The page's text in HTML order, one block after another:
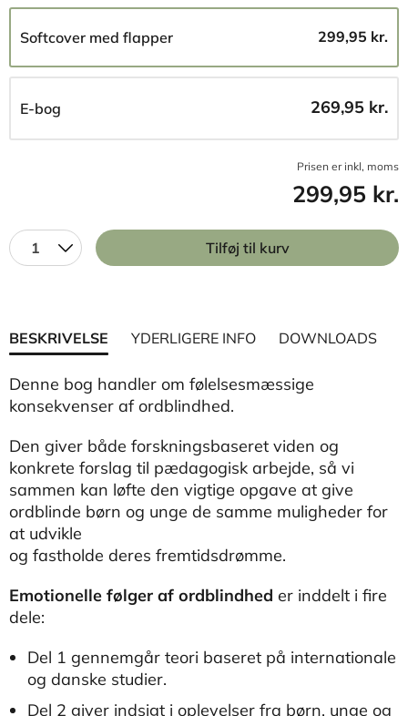
Softcover med flapper 299,95 kr.
E-bog 269,95 kr.
Prisen er inkl, moms
299,95 kr.
1 Tilføj til kurv
BESKRIVELSE YDERLIGERE INFO DOWNLOADS
Denne bog handler om følelsesmæssige
konsekvenser af ordblindhed.
Den giver både forskningsbaseret viden og
konkrete forslag til pædagogisk arbejde, så vi
sammen kan løfte den vigtige opgave at give
ordblinde børn og unge de samme muligheder for
at udvikle
og fastholde deres fremtidsdrømme.
Emotionelle følger af ordblindhed er inddelt i fire
dele:
Del 1 gennemgår teori baseret på internationale
og danske studier.
Del 2 giver indsigt i oplevelser fra børn, unge og